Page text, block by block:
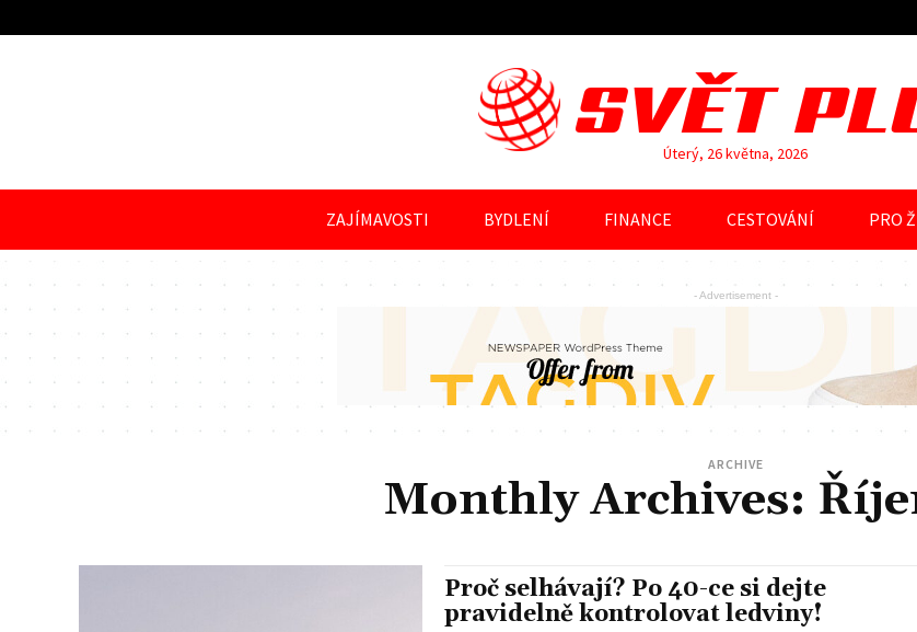
SVĚT
Úterý, 26 května, 2026
ZAJÍMAVOSTI BYDLENÍ FINANCE CESTOVÁNÍ PRO
- Advertisement -
ARCHIVE
Monthly Archives:
Proč selhávají? Po 40-ce si dejte
pravidelně kontrolovat ledviny!